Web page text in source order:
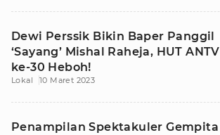
Dewi Perssik Bikin Baper Panggil
‘Sayang’ Mishal Raheja, HUT ANTV
ke-30 Heboh!
Lokal 10 Maret 2023
Penampilan Spektakuler Gempita